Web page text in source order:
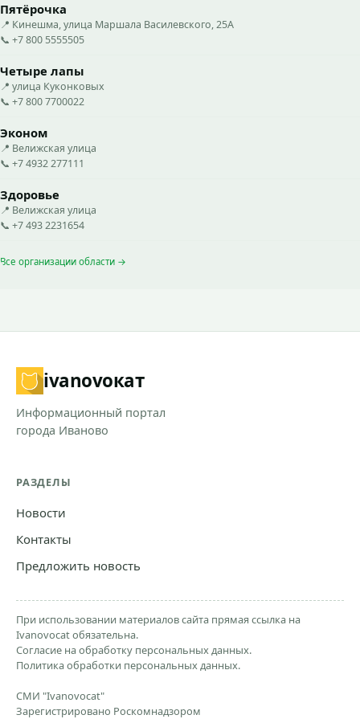
Пятёрочка
📍 Кинешма, улица Маршала Василевского, 25А
📞 +7 800 5555505
Четыре лапы
📍 улица Куконковых
📞 +7 800 7700022
Эконом
📍 Велижская улица
📞 +7 4932 277111
Здоровье
📍 Велижская улица
📞 +7 493 2231654
Все организации области →
ivanovoкат
Информационный портал
города Иваново
РАЗДЕЛЫ
Новости
Контакты
Предложить новость
При использовании материалов сайта прямая ссылка на
Ivanovocat обязательна.
Согласие на обработку персональных данных.
Политика обработки персональных данных.
СМИ "Ivanovocat"
Зарегистрировано Роскомнадзором